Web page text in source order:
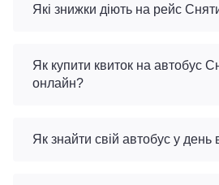
Які знижки діють на рейс
Як купити квиток на автобус
онлайн?
Як знайти свій автобус у день